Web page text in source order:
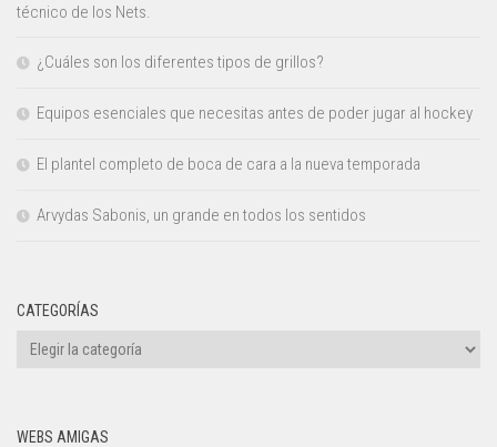
técnico de los Nets.
¿Cuáles son los diferentes tipos de grillos?
Equipos esenciales que necesitas antes de poder jugar al hockey
El plantel completo de boca de cara a la nueva temporada
Arvydas Sabonis, un grande en todos los sentidos
CATEGORÍAS
Categorías
WEBS AMIGAS